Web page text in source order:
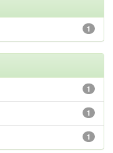
1
1
1
1